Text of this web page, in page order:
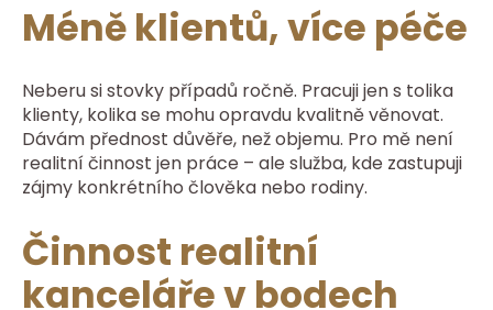
Méně klientů, více péče
Neberu si stovky případů ročně. Pracuji jen s tolika
klienty, kolika se mohu opravdu kvalitně věnovat.
Dávám přednost důvěře, než objemu. Pro mě není
realitní činnost jen práce – ale služba, kde zastupuji
zájmy konkrétního člověka nebo rodiny.
Činnost realitní
kanceláře v bodech